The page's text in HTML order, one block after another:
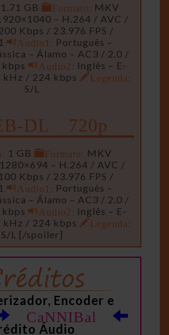
1.71 GB Formato: MKV
– H.264 / AVC /
Kbps / 23.976 FPS /
Audio1: Português –
– Álamo – AC3 / 2.0 /
Audio2: Inglês – E-
kHz / 224 kbps
Legenda:
S/L
DL 720p
1 GB Formato: MKV
1280×694 – H.264 / AVC /
Kbps / 23.976 FPS /
Audio1: Português –
– Álamo – AC3 / 2.0 /
Audio2: Inglês – E-
kHz / 224 kbps
Legenda:
S/L [/spoiler]
Encoder e
CaNNIBal
Áudio